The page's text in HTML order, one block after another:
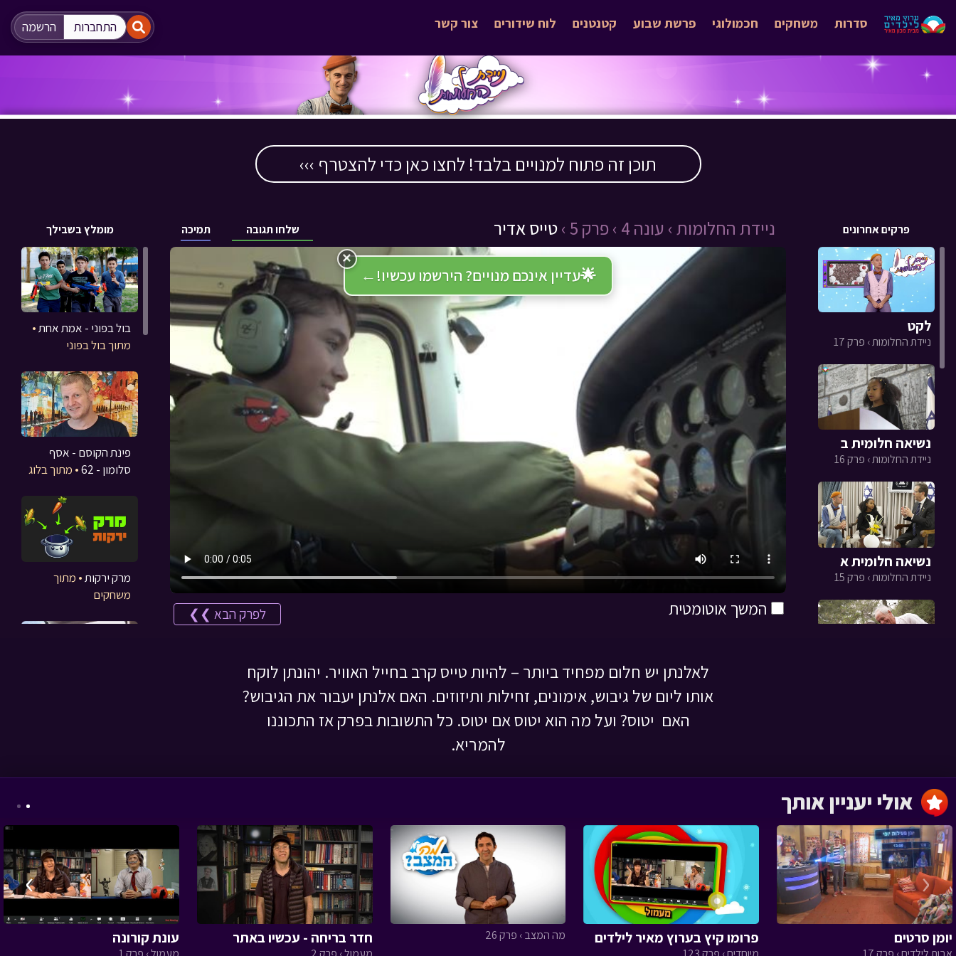
התחברות הרשמה צור קשר לוח שידורים קטנטנים פרשת שבוע חכמולוגי משחקים סדרות
תוכן זה פתוח למנויים בלבד! לחצו כאן כדי להצטרף ›››
מומלץ בשבילך תמיכה שלחו תגובה ניידת החלומות › עונה 4 › פרק 5 › טייס אדיר פרקים אחרונים
🌟עדיין אינכם מנויים? הירשמו עכשיו! ←
×
המשך אוטומטית לפרק הבא ❯❯
לקט
ניידת החלומות › פרק 17
נשיאה חלומית ב
ניידת החלומות › פרק 16
נשיאה חלומית א
ניידת החלומות › פרק 15
מבצע ספונג'ה
ניידת החלומות › פרק 13
פקח מספר 1 - ב
בול בפוני - אמת אחת•
מתוך בול בפוני
פינת הקוסם - אסף
סלומון - 62
• מתוך בלוג
מרק ירקות• מתוך
משחקים
סבא עובש• מתוך אסי
טוביה וחברים
לאלנתן יש חלום מפחיד ביותר – להיות טייס קרב בחייל האוויר. יהונתן לוקח
אותו ליום של גיבוש, אימונים, זחילות ותיזוזים. האם אלנתן יעבור את הגיבוש?
האם יטוס? ועל מה הוא יטוס אם יטוס. כל התשובות בפרק אז התכוננו
להמריא.
יומן סרטים פרומו קיץ בערוץ מאיר לילדים מה המצב › פרק 26 חדר בריחה - עכשיו באתר עונת קורונה
‹
›